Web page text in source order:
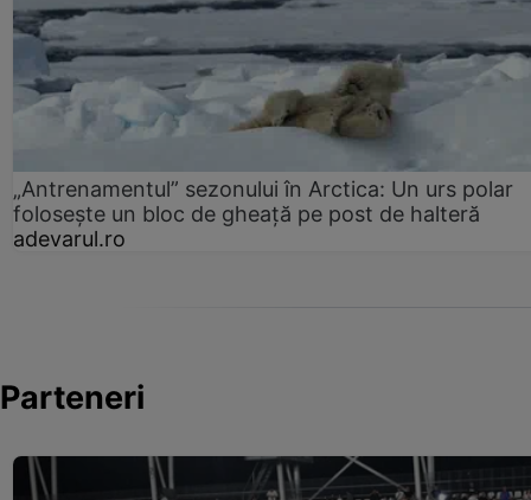
„Antrenamentul” sezonului în Arctica: Un urs polar
folosește un bloc de gheață pe post de halteră
adevarul.ro
Parteneri